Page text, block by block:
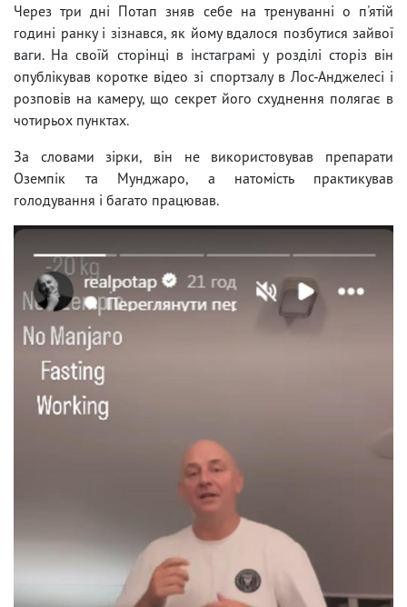
Через три дні Потап зняв себе на тренуванні о п'ятій
годині ранку і зізнався, як йому вдалося позбутися зайвої
ваги. На своїй сторінці в інстаграмі у розділі сторіз він
опублікував коротке відео зі спортзалу в Лос-Анджелесі і
розповів на камеру, що секрет його схуднення полягає в
чотирьох пунктах.
За словами зірки, він не використовував препарати
Оземпік та Мунджаро, а натомість практикував
голодування і багато працював.